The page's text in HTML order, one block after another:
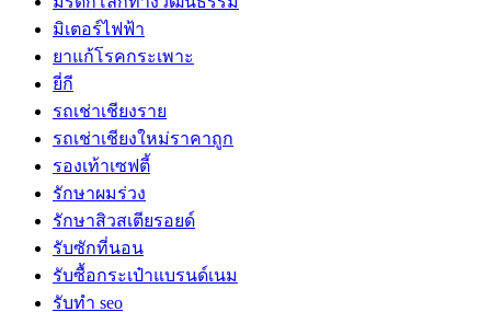
มิเตอร์ไฟฟ้า
ยาแก้โรคกระเพาะ
ยี่กี
รถเช่าเชียงราย
รถเช่าเชียงใหม่ราคาถูก
รองเท้าเซฟตี้
รักษาผมร่วง
รักษาสิวสเตียรอยด์
รับซักที่นอน
รับซื้อกระเป๋าแบรนด์เนม
รับทำ seo